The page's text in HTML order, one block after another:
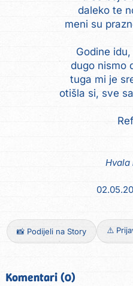
daleko te
meni su
Godine
dugo nismo
tuga mi je
otišla si, sve
Hvala
📸 Podijeli na Story ⚠️
Komentari (0)